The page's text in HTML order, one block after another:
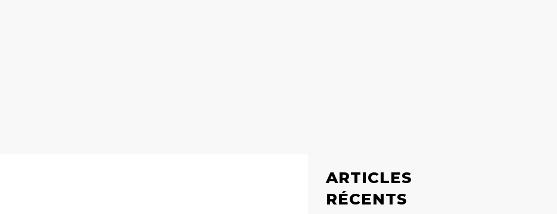
ARTICLES
RÉCENTS